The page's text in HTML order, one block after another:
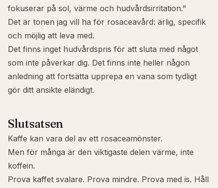
fokuserar på sol, värme och hudvårdsirritation."
Det är tonen jag vill ha för rosaceavård: ärlig, specifik
och möjlig att leva med.
Det finns inget hudvårdspris för att sluta med något
som inte påverkar dig. Det finns inte heller någon
anledning att fortsätta upprepa en vana som tydligt
gör ditt ansikte eländigt.
Slutsatsen
Kaffe kan vara del av ett rosaceamönster.
Men för många är den viktigaste delen värme, inte
koffein.
Prova kaffet svalare. Prova mindre. Prova med is. Håll